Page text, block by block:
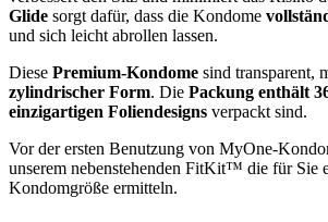
Glide sorgt dafür, dass die Kondome
und sich leicht abrollen lassen.
Diese Premium-Kondome sind transparent,
zylindrischer Form. Die Packung enthält
einzigartigen Foliendesigns verpackt sind.
Vor der ersten Benutzung von MyOne-
unserem nebenstehenden FitKit™ die für Sie
Kondomgröße ermitteln.